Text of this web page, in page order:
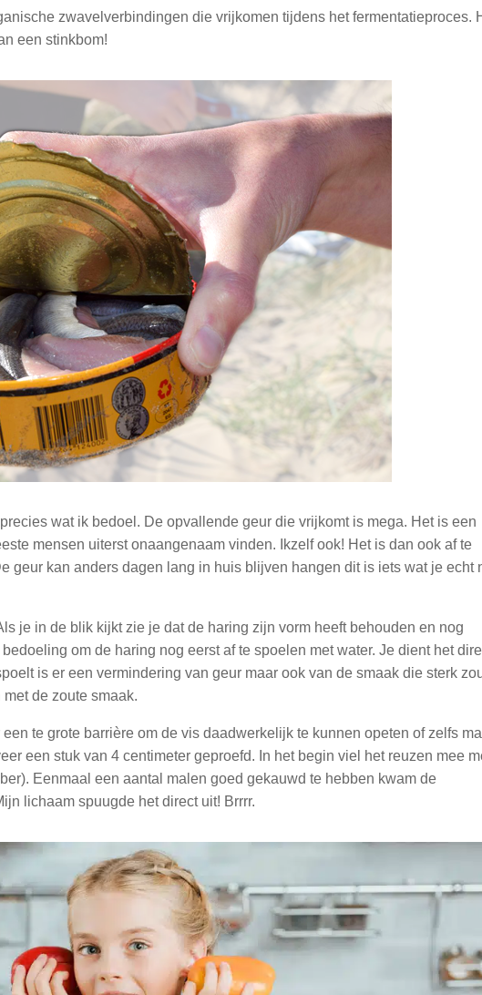
zwavelverbindingen die vrijkomen tijdens het fermentatieproces.
een stinkbom!
wat ik bedoel. De opvallende geur die vrijkomt is mega. Het is een
mensen uiterst onaangenaam vinden. Ikzelf ook! Het is dan ook af te
geur kan anders dagen lang in huis blijven hangen dit is iets wat je echt
je in de blik kijkt zie je dat de haring zijn vorm heeft behouden en nog
om de haring nog eerst af te spoelen met water. Je dient het
is er een vermindering van geur maar ook van de smaak die sterk
de zoute smaak.
te grote barrière om de vis daadwerkelijk te kunnen opeten of zelfs
een stuk van 4 centimeter geproefd. In het begin viel het reuzen mee
Eenmaal een aantal malen goed gekauwd te hebben kwam de
lichaam spuugde het direct uit! Brrrr.